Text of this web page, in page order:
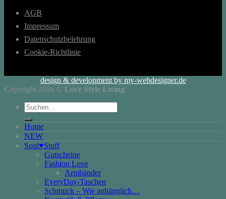
AGB
Impressum
Datenschutzbelehrung
Cookie-Richtlinie
design & development by my-webdesigner.de
Copyright 2026 © Love Style Living
Suchen
nach:
Home
NEW
Soul♥Stuff
Gutscheine
Fashion Love
Armbänder
EveryDay-Taschen
Schmuck – Wie anhänglich…